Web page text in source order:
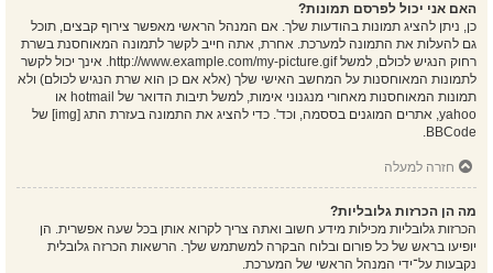
האם אני יכול לפרסם תמונות?
כן, ניתן להציג תמונות בהודעות שלך. אם המנהל הראשי מאפשר צירוף קבצים, תוכל
גם להעלות את התמונה למערכת. אחרת, אתה חייב לקשר לתמונה המאוחסנת בשרת
רחוק הנגיש לכולם, למשל http://www.example.com/my-picture.gif. אינך יכול לקשר
לתמונות המאוחסנות על המחשב האישי שלך (אלא אם כן הוא שרת הנגיש לכולם) ולא
תמונות המאוחסנות מאחורי מנגנוני אימות, למשל תיבות הדואר של hotmail או
yahoo, אתרים המוגנים בססמה, וכד'. כדי להציג את התמונה בעזרת התג [img] של
BBCode.
חזרה למעלה
מה הן הכרזות גלובליות?
הכרזות גלובליות מכילות מידע חשוב ואתה צריך לקרוא אותן בכל שעה אפשרית. הן
יופיעו בראש של כל פורום ובלוח הבקרה למשתמש שלך. הרשאות הכרזה גלובלית
נקבעות על־ידי המנהל הראשי של המערכת.